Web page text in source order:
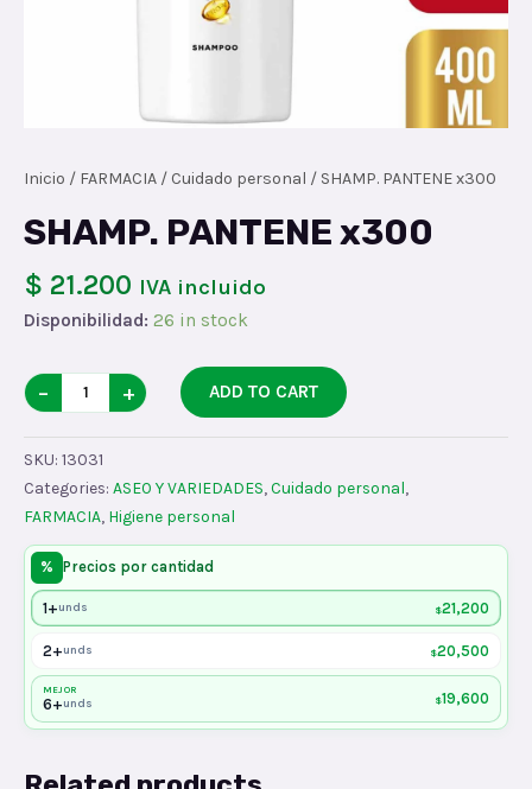
Inicio / FARMACIA / Cuidado personal / SHAMP. PANTENE x300
SHAMP. PANTENE x300
$ 21.200 IVA incluido
Disponibilidad: 26 in stock
SHAMP.
PANTENE
x300
quantity
− + ADD TO CART
SKU: 13031
Categories: ASEO Y VARIEDADES,Cuidado personal,
FARMACIA, Higiene personal
% Precios por cantidad
1+unds $21,200
2+unds $20,500
MEJOR
6+unds $19,600